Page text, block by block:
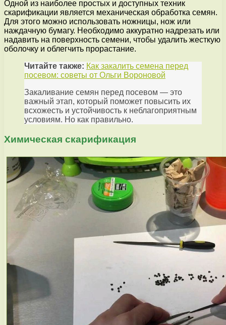
Одной из наиболее простых и доступных техник
скарификации является механическая обработка семян.
Для этого можно использовать ножницы, нож или
наждачную бумагу. Необходимо аккуратно надрезать или
надавить на поверхность семени, чтобы удалить жесткую
оболочку и облегчить прорастание.
Читайте также: Как закалить семена перед
посевом: советы от Ольги Вороновой
Закаливание семян перед посевом — это
важный этап, который поможет повысить их
всхожесть и устойчивость к неблагоприятным
условиям. Но как правильно.
Химическая скарификация